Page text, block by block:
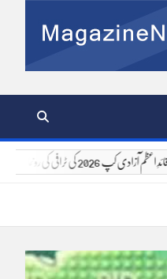
قائدِ اعظم آزادی کپ 2026 کی ٹرافی کی رونمائی، 6 اور 7 اگست کو 8 ٹیمیں مدمقابل ہوں گی